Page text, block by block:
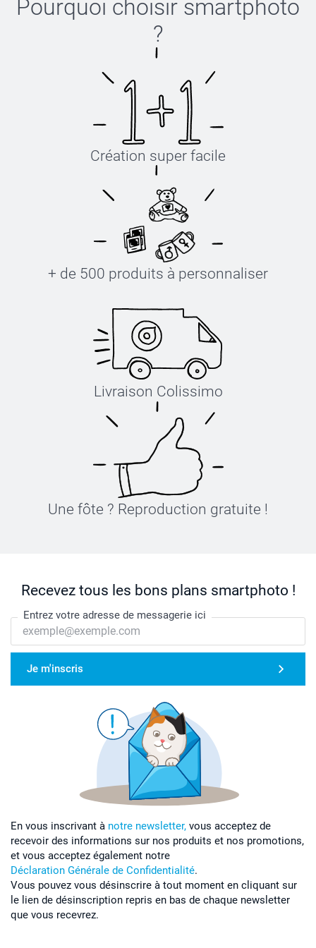
Pourquoi choisir smartphoto
?
Création super facile
+ de 500 produits à personnaliser
Livraison Colissimo
Une fôte ? Reproduction gratuite !
Recevez tous les bons plans smartphoto !
Entrez votre adresse de messagerie ici
Je m'inscris
En vous inscrivant à notre newsletter, vous acceptez de
recevoir des informations sur nos produits et nos promotions,
et vous acceptez également notre
Déclaration Générale de Confidentialité.
Vous pouvez vous désinscrire à tout moment en cliquant sur
le lien de désinscription repris en bas de chaque newsletter
que vous recevrez.